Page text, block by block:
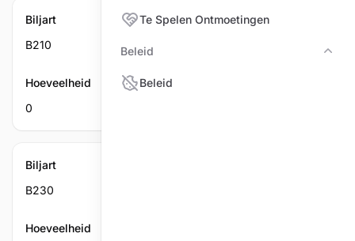
Biljart
B210
Hoeveelheid
0
Biljart
B230
Hoeveelheid
Te Spelen Ontmoetingen
Beleid
Beleid